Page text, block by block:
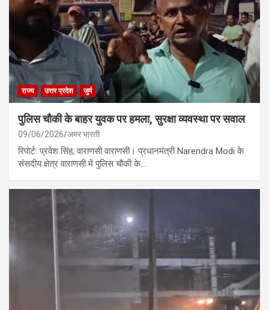
राज्य उत्तर प्रदेश जुर्म
पुलिस चौकी के बाहर युवक पर हमला, सुरक्षा व्यवस्था पर सवाल
09/06/2026 अमर भारती
रिपोर्ट: प्रवेश सिंह, वाराणसी वाराणसी। प्रधानमंत्री Narendra Modi के
संसदीय क्षेत्र वाराणसी में पुलिस चौकी के…